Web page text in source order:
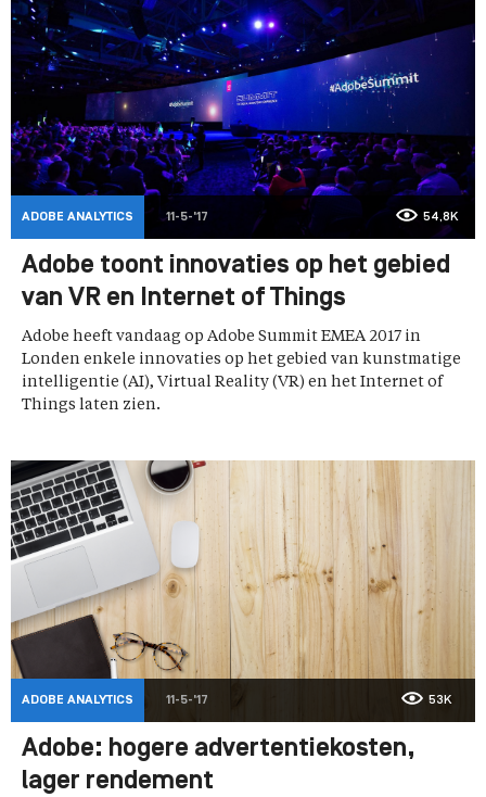
ADOBE ANALYTICS 11-5-'17 54,8K
Adobe toont innovaties op het gebied
van VR en Internet of Things
Adobe heeft vandaag op Adobe Summit EMEA 2017 in
Londen enkele innovaties op het gebied van kunstmatige
intelligentie (AI), Virtual Reality (VR) en het Internet of
Things laten zien.
ADOBE ANALYTICS 11-5-'17 53K
Adobe: hogere advertentiekosten,
lager rendement